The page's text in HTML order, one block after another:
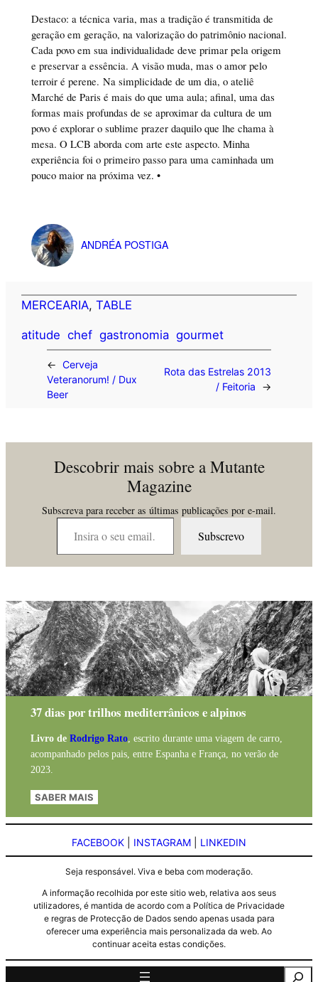
Destaco: a técnica varia, mas a tradição é transmitida de
geração em geração, na valorização do patrimônio nacional.
Cada povo em sua individualidade deve primar pela origem
e preservar a essência. A visão muda, mas o amor pelo
terroir é perene. Na simplicidade de um dia, o ateliê
Marché de Paris é mais do que uma aula; afinal, uma das
formas mais profundas de se aproximar da cultura de um
povo é explorar o sublime prazer daquilo que lhe chama à
mesa. O LCB aborda com arte este aspecto. Minha
experiência foi o primeiro passo para uma caminhada um
pouco maior na próxima vez. •
ANDRÉA POSTIGA
MERCEARIA, TABLE
atitude chef gastronomia gourmet
←
Cerveja
Veteranorum! / Dux
Beer
Rota das Estrelas 2013
/ Feitoria
→
Descobrir mais sobre a Mutante
Magazine
Subscreva para receber as últimas publicações por e-mail.
Insira o seu email…
Subscrevo
37 dias por trilhos mediterrânicos e alpinos
Livro de Rodrigo Rato, escrito durante uma viagem de carro,
acompanhado pelos pais, entre Espanha e França, no verão de
2023.
SABER MAIS
FACEBOOK INSTAGRAM LINKEDIN
Seja responsável. Viva e beba com moderação.
A informação recolhida por este sitio web, relativa aos seus
utilizadores, é mantida de acordo com a Política de Privacidade
e regras de Protecção de Dados sendo apenas usada para
oferecer uma experiência mais personalizada da web. Ao
continuar aceita estas condições.